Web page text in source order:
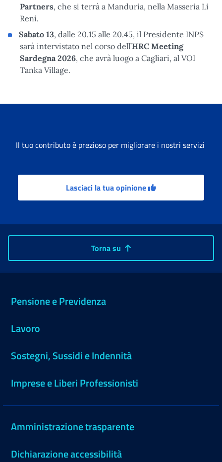
Partners, che si terrà a Manduria, nella Masseria Li
Reni.
Sabato 13, dalle 20.15 alle 20.45, il Presidente INPS
sarà intervistato nel corso dell’HRC Meeting
Sardegna 2026, che avrà luogo a Cagliari, al VOI
Tanka Village.
Il tuo contributo è prezioso per migliorare i nostri servizi
Lasciaci la tua opinione
Torna su
Pensione e Previdenza
Lavoro
Sostegni, Sussidi e Indennità
Imprese e Liberi Professionisti
Amministrazione trasparente
Dichiarazione accessibilità